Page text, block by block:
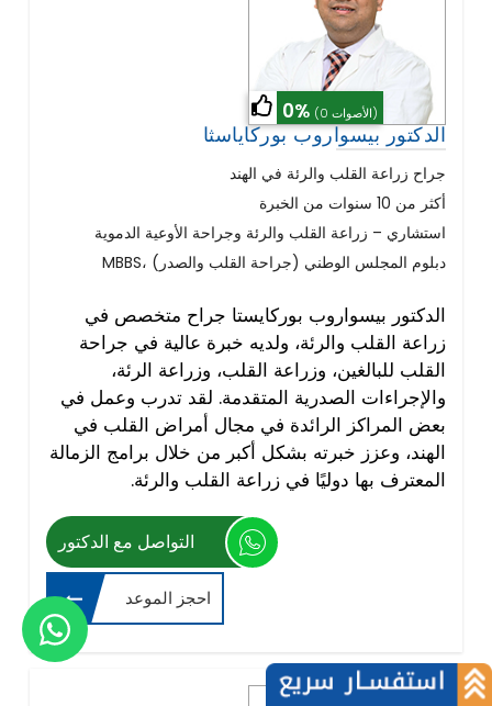
0% (0 الأصوات)
الدكتور بيسواروب بوركاياسثا
جراح زراعة القلب والرئة في الهند
أكثر من 10 سنوات من الخبرة
استشاري – زراعة القلب والرئة وجراحة الأوعية الدموية
MBBS، دبلوم المجلس الوطني (جراحة القلب والصدر)
الدكتور بيسواروب بوركايستا جراح متخصص في
زراعة القلب والرئة، ولديه خبرة عالية في جراحة
القلب للبالغين، وزراعة القلب، وزراعة الرئة،
والإجراءات الصدرية المتقدمة. لقد تدرب وعمل في
بعض المراكز الرائدة في مجال أمراض القلب في
الهند، وعزز خبرته بشكل أكبر من خلال برامج الزمالة
المعترف بها دوليًا في زراعة القلب والرئة.
التواصل مع الدكتور
احجز الموعد